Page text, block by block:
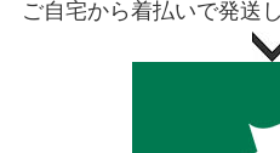
ご自宅から着払いで発送